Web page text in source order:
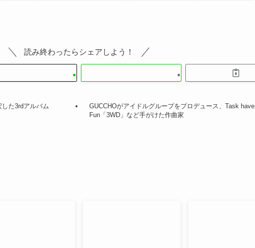
読み終わったらシェアしよう！
た3rdアルバム
GUCCHOがアイドルグループをプロデュース、Task have
Fun「3WD」など手がけた作曲家